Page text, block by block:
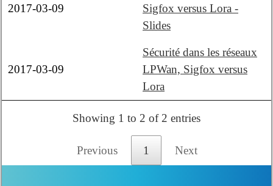
2017-03-09
Sigfox versus Lora -
Slides
2017-03-09
Sécurité dans les réseaux
LPWan, Sigfox versus
Lora
Showing 1 to 2 of 2 entries
Previous 1 Next